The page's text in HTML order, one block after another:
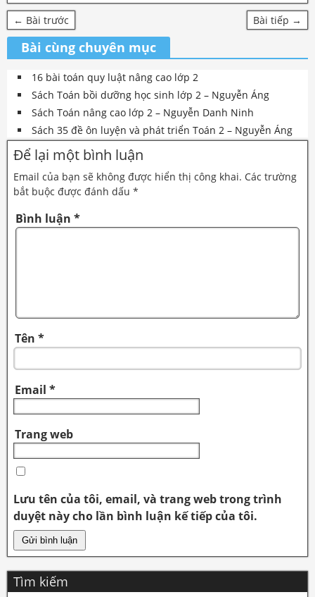
← Bài trước Bài tiếp →
Bài cùng chuyên mục
16 bài toán quy luật nâng cao lớp 2
Sách Toán bồi dưỡng học sinh lớp 2 – Nguyễn Áng
Sách Toán nâng cao lớp 2 – Nguyễn Danh Ninh
Sách 35 đề ôn luyện và phát triển Toán 2 – Nguyễn Áng
Để lại một bình luận
Email của bạn sẽ không được hiển thị công khai. Các trường
bắt buộc được đánh dấu *
Bình luận *
Tên *
Email *
Trang web
Lưu tên của tôi, email, và trang web trong trình
duyệt này cho lần bình luận kế tiếp của tôi.
Tìm kiếm